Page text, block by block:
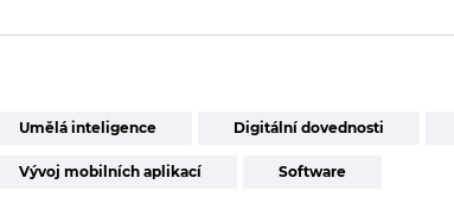
Umělá inteligence Digitální dovednosti
Vývoj mobilních aplikací Software